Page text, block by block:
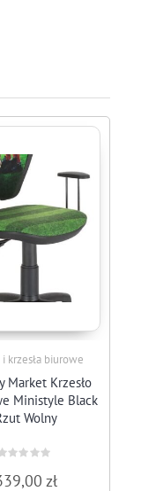
krzesła biurowe
Market Krzesło
Ministyle Black
Wolny
zł